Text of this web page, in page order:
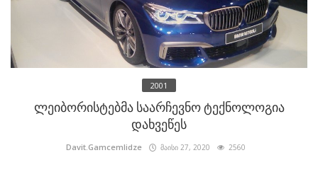
2001
ლეიბორისტებმა საარჩევნო ტექნოლოგია
დახვეწეს
Davit.Gamcemlidze მაისი 27, 2020 2560